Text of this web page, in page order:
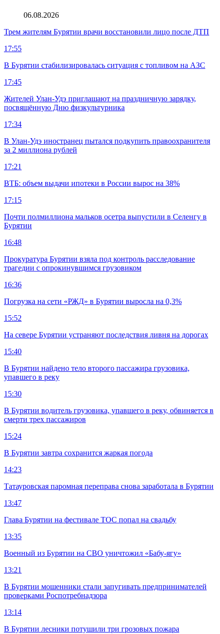
06.08.2026
Трем жителям Бурятии врачи восстановили лицо после ДТП
17:55
В Бурятии стабилизировалась ситуация с топливом на АЗС
17:45
Жителей Улан-Удэ приглашают на праздничную зарядку,
посвящённую Дню физкультурника
17:34
В Улан-Удэ иностранец пытался подкупить правоохранителя
за 2 миллиона рублей
17:21
ВТБ: объем выдачи ипотеки в России вырос на 38%
17:15
Почти полмиллиона мальков осетра выпустили в Селенгу в
Бурятии
16:48
Прокуратура Бурятии взяла под контроль расследование
трагедии с опрокинувшимся грузовиком
16:36
Погрузка на сети «РЖД» в Бурятии выросла на 0,3%
15:52
На севере Бурятии устраняют последствия ливня на дорогах
15:40
В Бурятии найдено тело второго пассажира грузовика,
упавшего в реку
15:30
В Бурятии водитель грузовика, упавшего в реку, обвиняется в
смерти трех пассажиров
15:24
В Бурятии завтра сохранится жаркая погода
14:23
Татауровская паромная переправа снова заработала в Бурятии
13:47
Глава Бурятии на фестивале ТОС попал на свадьбу
13:35
Военный из Бурятии на СВО уничтожил «Бабу-ягу»
13:21
В Бурятии мошенники стали запугивать предпринимателей
проверками Роспотребнадзора
13:14
В Бурятии лесники потушили три грозовых пожара